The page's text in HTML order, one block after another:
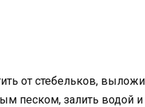
от стебельков,
песком, залить водой и